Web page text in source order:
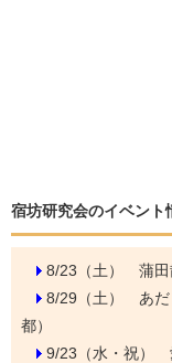
宿坊研究会のイベント
8/23（土） 蒲
8/29（土） あ
都）
9/23（水・祝）